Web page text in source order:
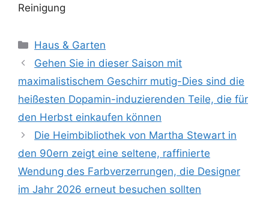
Reinigung
Kategorien
Haus & Garten
Gehen Sie in dieser Saison mit
maximalistischem Geschirr mutig-Dies sind die
heißesten Dopamin-induzierenden Teile, die für
den Herbst einkaufen können
Die Heimbibliothek von Martha Stewart in
den 90ern zeigt eine seltene, raffinierte
Wendung des Farbverzerrungen, die Designer
im Jahr 2026 erneut besuchen sollten